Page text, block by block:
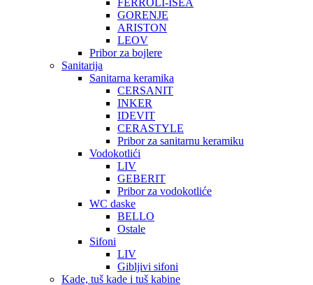
FERROLI-ISEA
GORENJE
ARISTON
LEOV
Pribor za bojlere
Sanitarija
Sanitarna keramika
CERSANIT
INKER
IDEVIT
CERASTYLE
Pribor za sanitarnu keramiku
Vodokotlići
LIV
GEBERIT
Pribor za vodokotliće
WC daske
BELLO
Ostale
Sifoni
LIV
Gibljivi sifoni
Kade, tuš kade i tuš kabine